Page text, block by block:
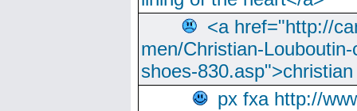
<a href="http://
men/Christian-
shoes-
px fxa http://